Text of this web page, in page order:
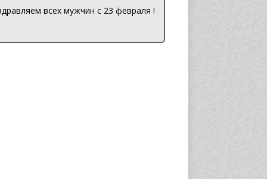
всех мужчин с 23 февраля !